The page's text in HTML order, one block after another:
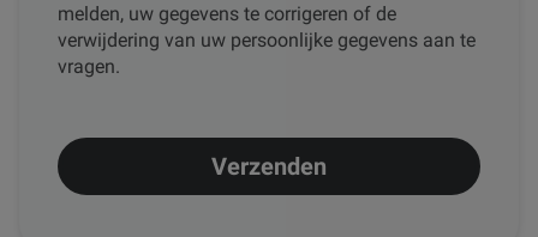
melden, uw gegevens te corrigeren of de
verwijdering van uw persoonlijke gegevens aan te
vragen.